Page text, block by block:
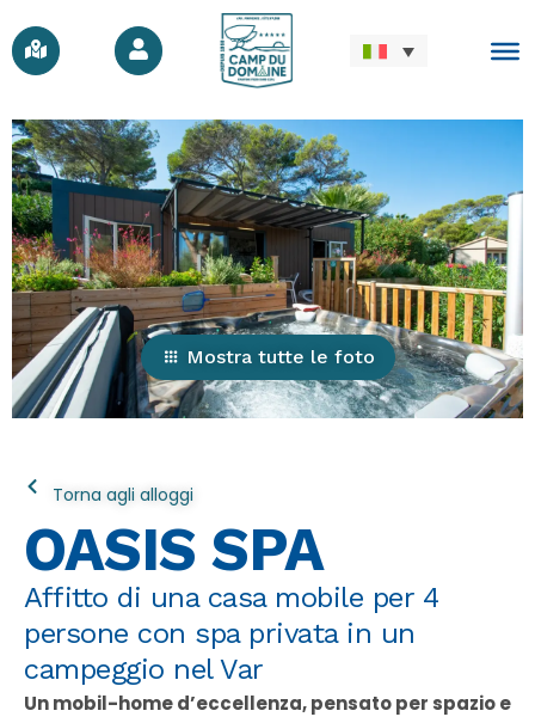
Mostra tutte le foto
Torna agli alloggi
OASIS SPA
Affitto di una casa mobile per 4
persone con spa privata in un
campeggio nel Var
Un mobil-home d’eccellenza, pensato per spazio e